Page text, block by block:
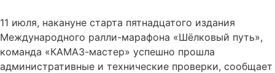
11 июля, накануне старта пятнадцатого издания
Международного ралли-марафона «Шёлковый путь»,
команда «КАМАЗ-мастер» успешно прошла
административные и технические проверки, сообщает